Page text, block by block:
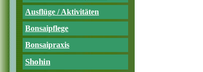
Ausflüge / Aktivitäten
Bonsaipflege
Bonsaipraxis
Shohin